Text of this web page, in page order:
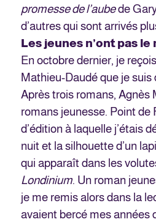
promesse de l’aubede
d’autres qui sont arrivés
Les jeunes n’ont pas
En octobre dernier, je
Mathieu-Daudé que je suis
Après trois romans, Agnès
romans jeunesse. Point
d’édition à laquelle j’étais
nuit et la silhouette d’un
qui apparaît dans les
Londinium. Un roman
je me remis alors dans la
avaient bercé mes années